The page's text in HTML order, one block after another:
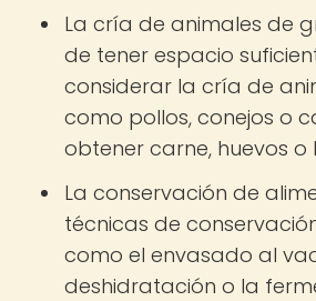
La cría de animales de
de tener espacio
considerar la cría de
como pollos, conejos o
obtener carne, huevos o
La conservación de
técnicas de
como el envasado al
deshidratación o la